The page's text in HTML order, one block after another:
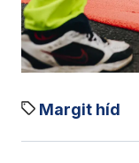
Margit híd